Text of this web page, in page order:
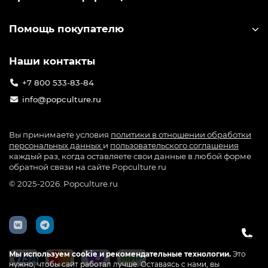
Мы используем cookie и рекомендательные технологии. Это
нужно, чтобы сайт работал лучше. Оставаясь с нами, вы
Помощь покупателю
Наши контакты
+7 800 533-83-84
info@popculture.ru
Вы принимаете условия политики в отношении обработки
персональных данных и пользовательского соглашения
каждый раз, когда оставляете свои данные в любой форме
обратной связи на сайте Popculture.ru
© 2025-2026. Popculture.ru